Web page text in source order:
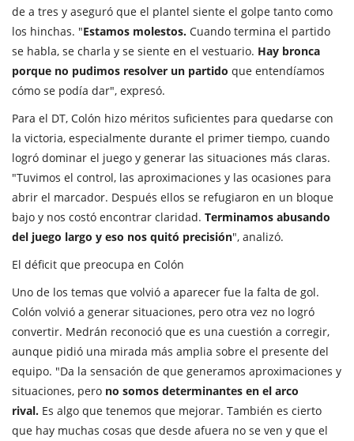
de a tres y aseguró que el plantel siente el golpe tanto como
los hinchas. "Estamos molestos. Cuando termina el partido
se habla, se charla y se siente en el vestuario. Hay bronca
porque no pudimos resolver un partido que entendíamos
cómo se podía dar", expresó.
Para el DT, Colón hizo méritos suficientes para quedarse con
la victoria, especialmente durante el primer tiempo, cuando
logró dominar el juego y generar las situaciones más claras.
"Tuvimos el control, las aproximaciones y las ocasiones para
abrir el marcador. Después ellos se refugiaron en un bloque
bajo y nos costó encontrar claridad. Terminamos abusando
del juego largo y eso nos quitó precisión", analizó.
El déficit que preocupa en Colón
Uno de los temas que volvió a aparecer fue la falta de gol.
Colón volvió a generar situaciones, pero otra vez no logró
convertir. Medrán reconoció que es una cuestión a corregir,
aunque pidió una mirada más amplia sobre el presente del
equipo. "Da la sensación de que generamos aproximaciones y
situaciones, pero no somos determinantes en el arco
rival. Es algo que tenemos que mejorar. También es cierto
que hay muchas cosas que desde afuera no se ven y que el